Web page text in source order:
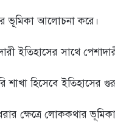
ভূমিকা আলোচনা করে।
ইতিহাসের সাথে
শাখা হিসেবে ইতিহাসের
ক্ষেত্রে লোককথার